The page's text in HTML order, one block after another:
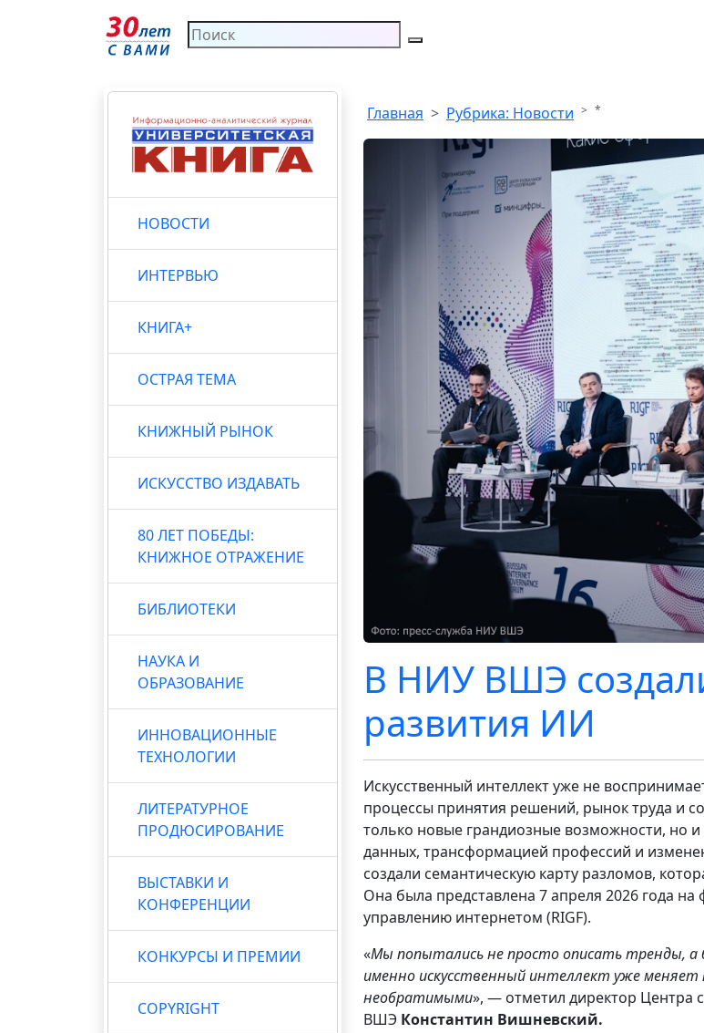
НОВОСТИ
ИНТЕРВЬЮ
КНИГА+
ОСТРАЯ ТЕМА
КНИЖНЫЙ РЫНОК
ИСКУССТВО ИЗДАВАТЬ
80 ЛЕТ ПОБЕДЫ:
КНИЖНОЕ ОТРАЖЕНИЕ
БИБЛИОТЕКИ
НАУКА И
ОБРАЗОВАНИЕ
ИННОВАЦИОННЫЕ
ТЕХНОЛОГИИ
ЛИТЕРАТУРНОЕ
ПРОДЮСИРОВАНИЕ
ВЫСТАВКИ И
КОНФЕРЕНЦИИ
КОНКУРСЫ И ПРЕМИИ
COPYRIGHT
Главная Рубрика: Новости *
В НИУ ВШЭ
развития ИИ
Искусственный интеллект уже не
процессы принятия решений, рынок труда и
только новые грандиозные возможности, но
данных, трансформацией профессий и
создали семантическую карту разломов,
Она была представлена 7 апреля 2026 года
управлению интернетом (RIGF).
«Мы попытались не просто описать тренды, а
именно искусственный интеллект уже меняет
необратимыми», — отметил директор Центра
ВШЭ Константин Вишневский.